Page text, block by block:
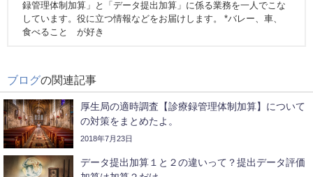
録管理体制加算」と「データ提出加算」に係る業務を一人でこな
しています。役に立つ情報などをお届けします。 *バレー、車、
食べること が好き
ブログの関連記事
厚生局の適時調査【診療録管理体制加算】について
の対策をまとめたよ。
2018年7月23日
データ提出加算１と２の違いって？提出データ評価